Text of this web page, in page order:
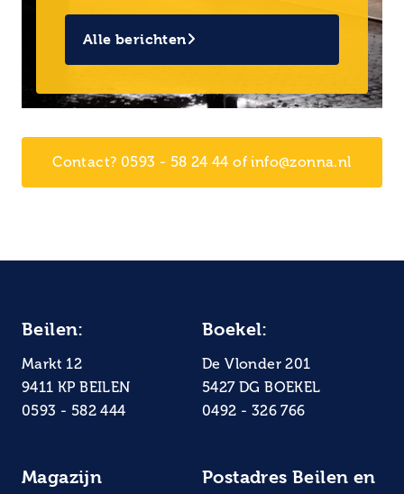
Alle berichten
Contact? 0593 - 58 24 44 of info@zonna.nl
Beilen:
Markt 12
9411 KP BEILEN
0593 - 582 444
Boekel:
De Vlonder 201
5427 DG BOEKEL
0492 - 326 766
Magazijn
Postadres Beilen en